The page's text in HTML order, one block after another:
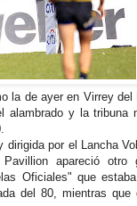
la de ayer en Virrey del
y la tribuna
por el Lancha
apareció otro
Oficiales" que
del 80, mientras que